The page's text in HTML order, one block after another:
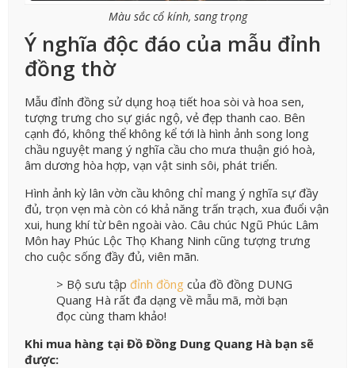
Màu sắc cổ kính, sang trọng
Ý nghĩa độc đáo của mẫu đỉnh
đồng thờ
Mẫu đỉnh đồng sử dụng hoạ tiết hoa sòi và hoa sen,
tượng trưng cho sự giác ngộ, vẻ đẹp thanh cao. Bên
cạnh đó, không thể không kể tới là hình ảnh song long
chầu nguyệt mang ý nghĩa cầu cho mưa thuận gió hoà,
âm dương hòa hợp, vạn vật sinh sôi, phát triển.
Hình ảnh kỳ lân vờn cầu không chỉ mang ý nghĩa sự đầy
đủ, trọn vẹn mà còn có khả năng trấn trạch, xua đuổi vận
xui, hung khí từ bên ngoài vào. Câu chúc Ngũ Phúc Lâm
Môn hay Phúc Lộc Thọ Khang Ninh cũng tượng trưng
cho cuộc sống đầy đủ, viên mãn.
> Bộ sưu tập đỉnh đồng của đồ đồng DUNG
Quang Hà rất đa dạng về mẫu mã, mời bạn
đọc cùng tham khảo!
Khi mua hàng tại Đồ Đồng Dung Quang Hà bạn sẽ
được: